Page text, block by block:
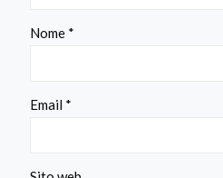
Nome *
Email *